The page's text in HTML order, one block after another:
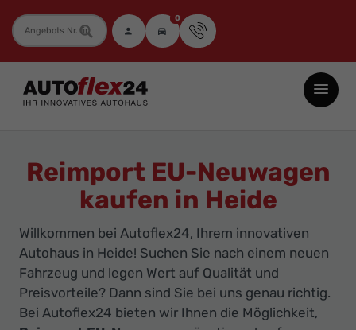
Fahrzeugnummer 0
Autoflex24
GmbH
Neuwagen
Jahreswagen
Gebrauchtwagen
zu
Top-
Preisen
Reimport EU-Neuwagen
kaufen in Heide
Willkommen bei Autoflex24, Ihrem innovativen
Autohaus in Heide! Suchen Sie nach einem neuen
Fahrzeug und legen Wert auf Qualität und
Preisvorteile? Dann sind Sie bei uns genau richtig.
Bei Autoflex24 bieten wir Ihnen die Möglichkeit,